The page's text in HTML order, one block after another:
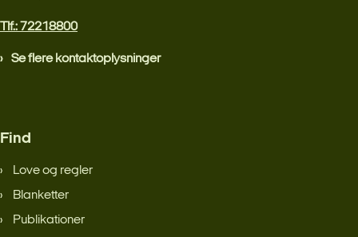
Tlf.: 72218800
Se flere kontaktoplysninger
Find
Love og regler
Blanketter
Publikationer